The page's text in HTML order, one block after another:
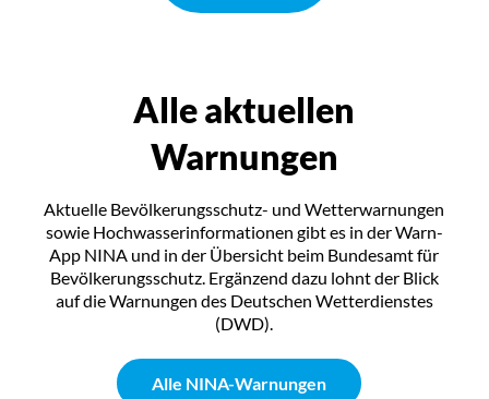
Alle aktuellen
Warnungen
Aktuelle Bevölkerungsschutz- und Wetterwarnungen
sowie Hochwasserinformationen gibt es in der Warn-
App NINA und in der Übersicht beim Bundesamt für
Bevölkerungsschutz. Ergänzend dazu lohnt der Blick
auf die Warnungen des Deutschen Wetterdienstes
(DWD).
Alle NINA-Warnungen